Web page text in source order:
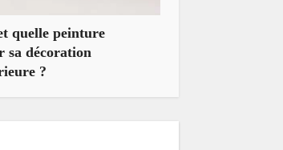
quelle peinture
sa décoration
?